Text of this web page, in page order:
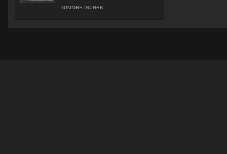
комментариев